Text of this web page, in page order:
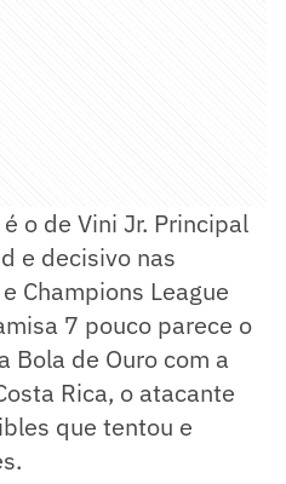
o de Vini Jr. Principal
e decisivo nas
Champions League
7 pouco parece o
Bola de Ouro com a
Rica, o atacante
que tentou e